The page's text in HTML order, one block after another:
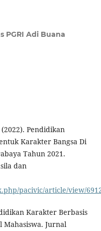
PGRI Adi Buana
Pendidikan
Karakter Bangsa Di
Tahun 2021.
dan
pacivic/article/view/
Karakter Berbasis
Mahasiswa. Jurnal